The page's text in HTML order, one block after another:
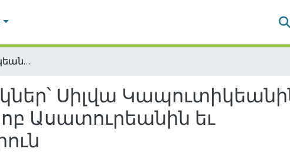
Բենիամին Նուրիկեանէն նամակներ՝ Սիլվա Կապուտիկեանին, Անդրանիկ Ծառուկեանին, Յակոբ Ասատուրեանին եւ Համաստեղին ու հարազատներուն
Սիլվա
Ասատուրեանին եւ